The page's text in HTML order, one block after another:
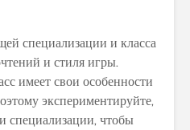
специализации и класса
и стиля игры.
имеет свои особенности
экспериментируйте,
специализации, чтобы